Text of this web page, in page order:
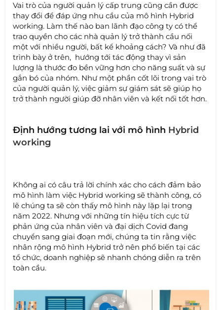
Vai trò của người quản lý cấp trung cũng cần được
thay đổi để đáp ứng nhu cầu của mô hình Hybrid
working. Làm thế nào ban lãnh đạo công ty có thể
trao quyền cho các nhà quản lý trở thành cầu nối
một với nhiều người, bất kể khoảng cách? Và như đã
trình bày ở trên, hướng tới tác động thay vì sản
lượng là thước đo bền vững hơn cho năng suất và sự
gắn bó của nhóm. Như một phần cốt lõi trong vai trò
của người quản lý, việc giảm sự giám sát sẽ giúp họ
trở thành người giúp đỡ nhân viên và kết nối tốt hơn.
Định hướng tương lai với mô hình Hybrid
working
Không ai có câu trả lời chính xác cho cách đảm bảo
mô hình làm việc Hybrid working sẽ thành công, có
lẽ chúng ta sẽ còn thấy mô hình này lặp lại trong
năm 2022. Nhưng với những tín hiệu tích cực từ
phản ứng của nhân viên và đại dịch Covid đang
chuyển sang giai đoạn mới, chúng ta tin rằng việc
nhân rộng mô hình Hybrid trở nên phổ biến tại các
tổ chức, doanh nghiệp sẽ nhanh chóng diễn ra trên
toàn cầu.